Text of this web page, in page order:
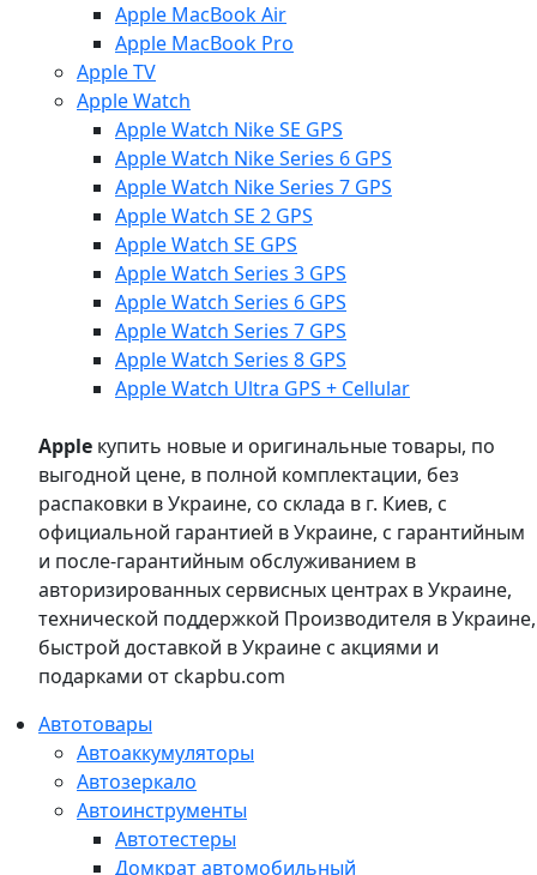
Apple MacBook Air
Apple MacBook Pro
Apple TV
Apple Watch
Apple Watch Nike SE GPS
Apple Watch Nike Series 6 GPS
Apple Watch Nike Series 7 GPS
Apple Watch SE 2 GPS
Apple Watch SE GPS
Apple Watch Series 3 GPS
Apple Watch Series 6 GPS
Apple Watch Series 7 GPS
Apple Watch Series 8 GPS
Apple Watch Ultra GPS + Cellular
Apple купить новые и оригинальные товары, по
выгодной цене, в полной комплектации, без
распаковки в Украине, со склада в г. Киев, с
официальной гарантией в Украине, с гарантийным
и после-гарантийным обслуживанием в
авторизированных сервисных центрах в Украине,
технической поддержкой Производителя в Украине,
быстрой доставкой в Украине с акциями и
подарками от ckapbu.com
Автотовары
Автоаккумуляторы
Автозеркало
Автоинструменты
Автотестеры
Домкрат автомобильный